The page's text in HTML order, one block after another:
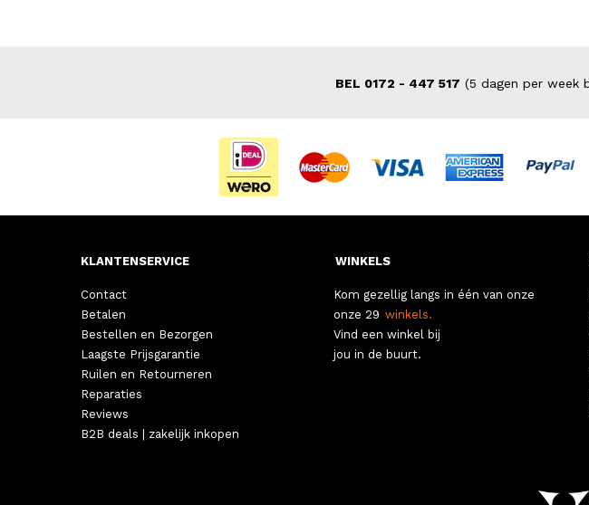
BEL 0172 - 447 517 (5 dagen per week
KLANTENSERVICE
Contact
Betalen
Bestellen en Bezorgen
Laagste Prijsgarantie
Ruilen en Retourneren
Reparaties
Reviews
B2B deals | zakelijk inkopen
WINKELS
Kom gezellig langs in één van onze
onze 29 winkels.
Vind een winkel bij
jou in de buurt.